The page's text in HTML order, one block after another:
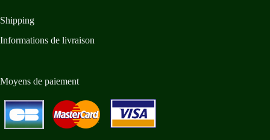
Shipping
Informations de livraison
Moyens de paiement